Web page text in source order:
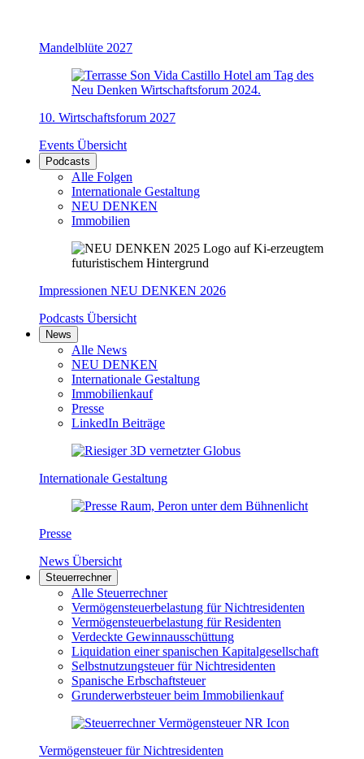
Mandelblüte 2027
10. Wirtschaftsforum 2027
Events Übersicht
Podcasts
Alle Folgen
Internationale Gestaltung
NEU DENKEN
Immobilien
Impressionen NEU DENKEN 2026
Podcasts Übersicht
News
Alle News
NEU DENKEN
Internationale Gestaltung
Immobilienkauf
Presse
LinkedIn Beiträge
Internationale Gestaltung
Presse
News Übersicht
Steuerrechner
Alle Steuerrechner
Vermögensteuerbelastung für Nichtresidenten
Vermögensteuerbelastung für Residenten
Verdeckte Gewinnausschüttung
Liquidation einer spanischen Kapitalgesellschaft
Selbstnutzungsteuer für Nichtresidenten
Spanische Erbschaftsteuer
Grunderwerbsteuer beim Immobilienkauf
Vermögensteuer für Nichtresidenten